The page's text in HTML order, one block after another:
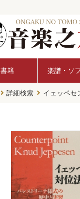
書籍 楽譜・ソ
詳細検索 イェッペ